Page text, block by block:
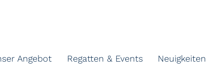
Angebot Regatten & Events Neuigkeiten